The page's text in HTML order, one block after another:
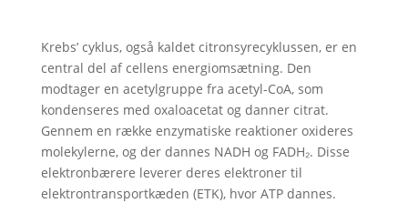
Krebs’ cyklus, også kaldet citronsyrecyklussen, er en
central del af cellens energiomsætning. Den
modtager en acetylgruppe fra acetyl-CoA, som
kondenseres med oxaloacetat og danner citrat.
Gennem en række enzymatiske reaktioner oxideres
molekylerne, og der dannes NADH og FADH₂. Disse
elektronbærere leverer deres elektroner til
elektrontransportkæden (ETK), hvor ATP dannes.